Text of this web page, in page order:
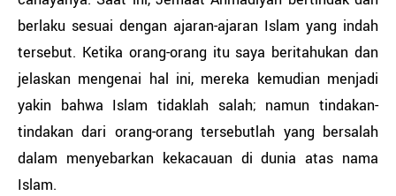
berlaku sesuai dengan ajaran-ajaran Islam yang indah
tersebut. Ketika orang-orang itu saya beritahukan dan
jelaskan mengenai hal ini, mereka kemudian menjadi
yakin bahwa Islam tidaklah salah; namun tindakan-
tindakan dari orang-orang tersebutlah yang bersalah
dalam menyebarkan kekacauan di dunia atas nama
Islam.